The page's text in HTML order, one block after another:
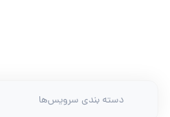
دسته بندی سرویس‌ها